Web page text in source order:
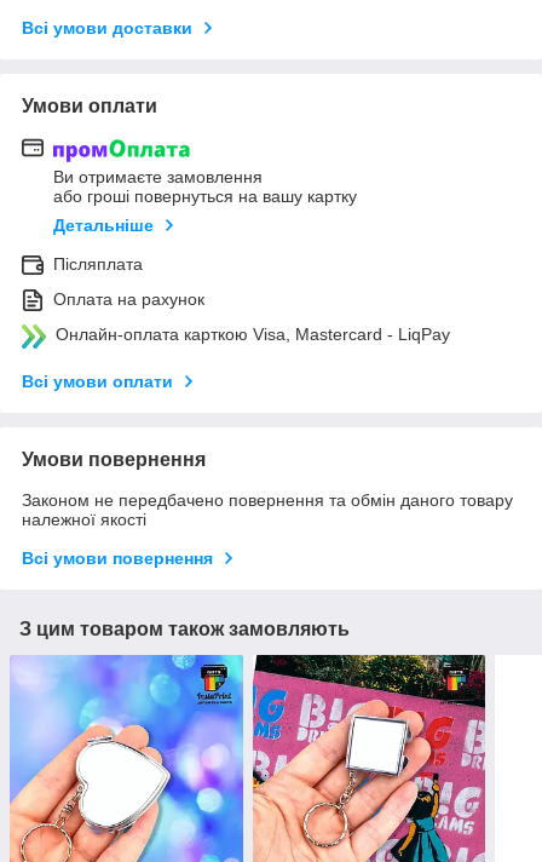
Всі умови доставки
Умови оплати
Ви отримаєте замовлення
або гроші повернуться на вашу картку
Детальніше
Післяплата
Оплата на рахунок
Онлайн-оплата карткою Visa, Mastercard - LiqPay
Всі умови оплати
Умови повернення
Законом не передбачено повернення та обмін даного товару
належної якості
Всі умови повернення
З цим товаром також замовляють